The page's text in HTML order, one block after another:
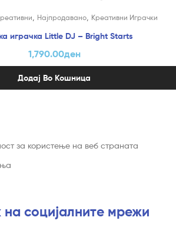
Најпродавано Креативни Играчки
играчка Little DJ – Bright Starts
1,790.00ден
Додај Во Кошница
за користење на веб страната
социјалните мрежи